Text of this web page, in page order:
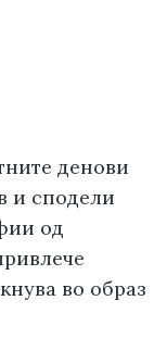
денови
и сподели
од
во образ